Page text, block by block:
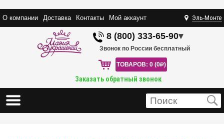
О компании Доставка Контакты Мой аккаунт Эль-Монте
8 (800) 333-65-90▾
Звонок по России бесплатный
ТОВАРОВ: 0 (0R)
Заказать обратный звонок